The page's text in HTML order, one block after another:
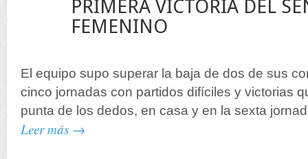
PRIMERA VICTORIA DEL
FEMENINO
El equipo supo superar la baja de dos de sus
cinco jornadas con partidos difíciles y victorias
punta de los dedos, en casa y en la sexta
Leer más →